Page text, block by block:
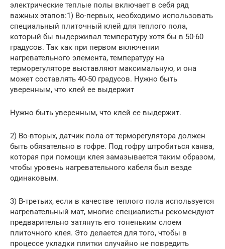
электрические теплые полы включает в себя ряд
важных этапов:1) Во-первых, необходимо использовать
специальный плиточный клей для теплого пола,
который бы выдерживал температуру хотя бы в 50-60
градусов. Так как при первом включении
нагревательного элемента, температуру на
терморегуляторе выставляют максимальную, и она
может составлять 40-50 градусов. Нужно быть
уверенным, что клей ее выдержит
Нужно быть уверенным, что клей ее выдержит.
2) Во-вторых, датчик пола от терморегулятора должен
быть обязательно в гофре. Под гофру штробиться канва,
которая при помощи клея замазывается таким образом,
чтобы уровень нагревательного кабеля был везде
одинаковым.
3) В-третьих, если в качестве теплого пола используется
нагревательный мат, многие специалисты рекомендуют
предварительно затянуть его тоненьким слоем
плиточного клея. Это делается для того, чтобы в
процессе укладки плитки случайно не повредить